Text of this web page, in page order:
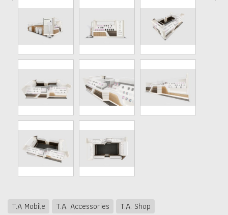
T.A Mobile T.A. Accessories T.A. Shop